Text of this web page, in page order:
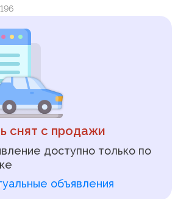
снят с продажи
доступно только по
объявления